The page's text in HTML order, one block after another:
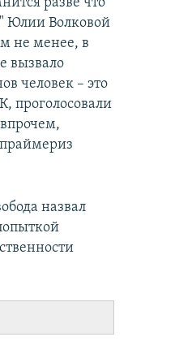
Юлии Волковой
не менее, в
вызвало
человек – это
проголосовали
назвал